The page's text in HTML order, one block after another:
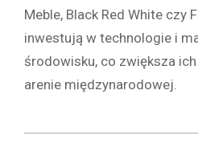
Meble, Black Red White czy
inwestują w technologie i
środowisku, co zwiększa
arenie międzynarodowej.